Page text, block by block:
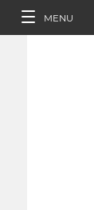
MENU